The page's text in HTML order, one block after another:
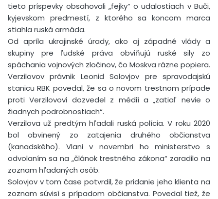
tieto príspevky obsahovali „fejky“ o udalostiach v Buči,
kyjevskom predmestí, z ktorého sa koncom marca
stiahla ruská armáda.
Od apríla ukrajinské úrady, ako aj západné vlády a
skupiny pre ľudské práva obviňujú ruské sily zo
spáchania vojnových zločinov, čo Moskva rázne popiera.
Verzilovov právnik Leonid Solovjov pre spravodajskú
stanicu RBK povedal, že sa o novom trestnom prípade
proti Verzilovovi dozvedel z médií a „zatiaľ nevie o
žiadnych podrobnostiach“.
Verzilova už predtým hľadali ruská polícia. V roku 2020
bol obvinený zo zatajenia druhého občianstva
(kanadského). Vlani v novembri ho ministerstvo s
odvolaním sa na „článok trestného zákona“ zaradilo na
zoznam hľadaných osôb.
Solovjov v tom čase potvrdil, že pridanie jeho klienta na
zoznam súvisí s prípadom občianstva. Povedal tiež, že